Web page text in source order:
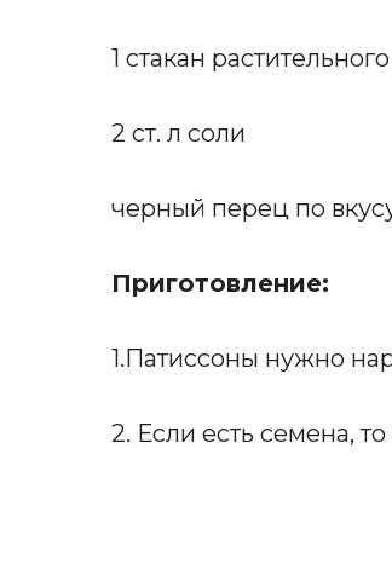
1 стакан
2 ст. л соли
черный перец по
Приготовление:
1.Патиссоны нужно
2. Если есть семена,